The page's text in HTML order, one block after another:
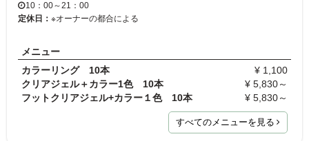
10：00～21：00
定休日： ※オーナーの都合による
メニュー
カラーリング 10本
¥ 1,100
クリアジェル＋カラー1色 10本
¥ 5,830～
フットクリアジェル+カラー１色 10本
¥ 5,830～
すべてのメニューを見る